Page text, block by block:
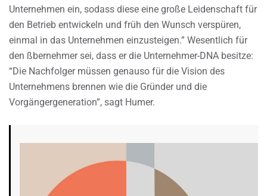
Unternehmen ein, sodass diese eine große Leidenschaft für
den Betrieb entwickeln und früh den Wunsch verspüren,
einmal in das Unternehmen einzusteigen.” Wesentlich für
den ßbernehmer sei, dass er die Unternehmer-DNA besitze:
“Die Nachfolger müssen genauso für die Vision des
Unternehmens brennen wie die Gründer und die
Vorgängergeneration”, sagt Humer.